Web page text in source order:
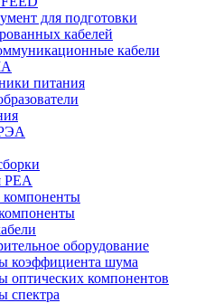
для подготовки
кабелей
кабели
питания
РЕА
компоненты
оборудование
коэффициента шума
оптических компонентов
спектра